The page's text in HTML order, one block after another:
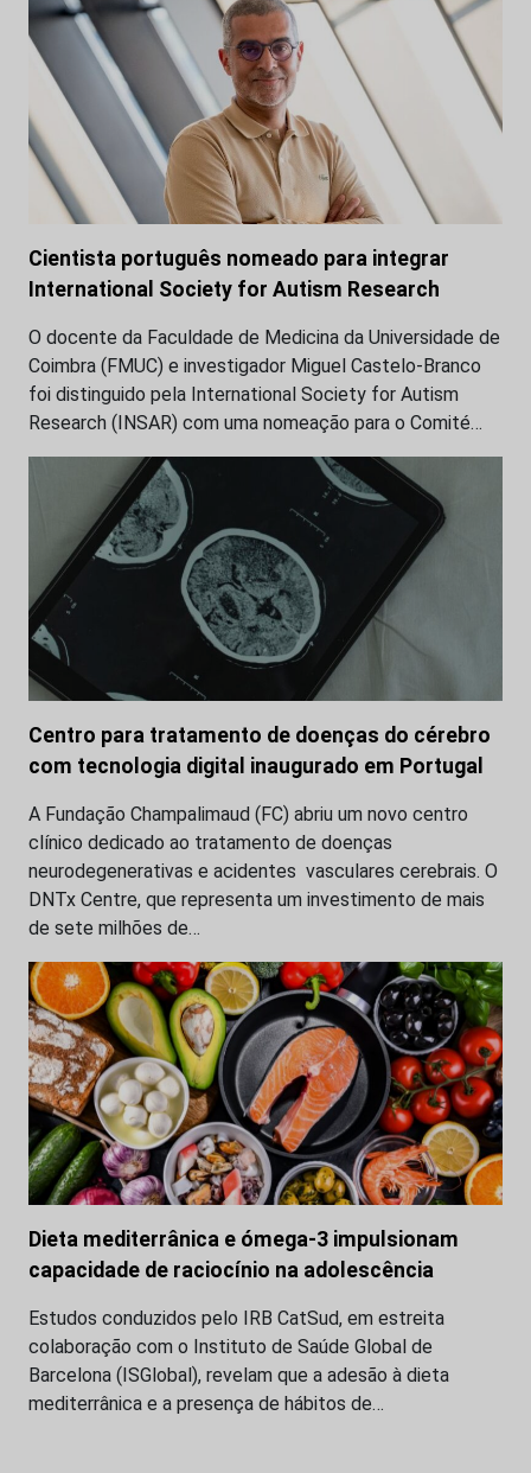
Cientista português nomeado para integrar
International Society for Autism Research
O docente da Faculdade de Medicina da Universidade de
Coimbra (FMUC) e investigador Miguel Castelo-Branco
foi distinguido pela International Society for Autism
Research (INSAR) com uma nomeação para o Comité…
Centro para tratamento de doenças do cérebro
com tecnologia digital inaugurado em Portugal
A Fundação Champalimaud (FC) abriu um novo centro
clínico dedicado ao tratamento de doenças
neurodegenerativas e acidentes vasculares cerebrais. O
DNTx Centre, que representa um investimento de mais
de sete milhões de…
Dieta mediterrânica e ómega-3 impulsionam
capacidade de raciocínio na adolescência
Estudos conduzidos pelo IRB CatSud, em estreita
colaboração com o Instituto de Saúde Global de
Barcelona (ISGlobal), revelam que a adesão à dieta
mediterrânica e a presença de hábitos de…